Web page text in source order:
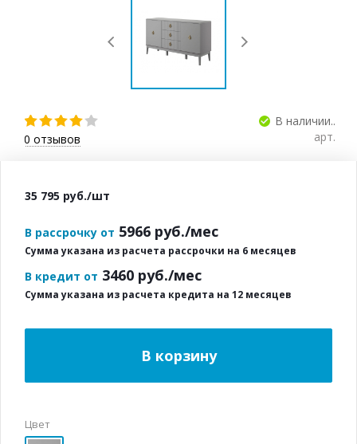
0 отзывов
В наличии..
арт.
35 795 руб./шт
В рассрочку от 5966 руб./мес
Сумма указана из расчета рассрочки на 6 месяцев
В кредит от 3460 руб./мес
Сумма указана из расчета кредита на 12 месяцев
Цвет
В корзину